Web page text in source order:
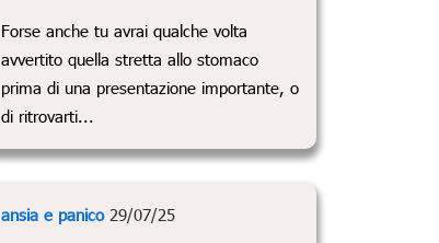
Forse anche tu avrai qualche volta
avvertito quella stretta allo stomaco
prima di una presentazione importante, o
di ritrovarti...
ansia e panico29/07/25